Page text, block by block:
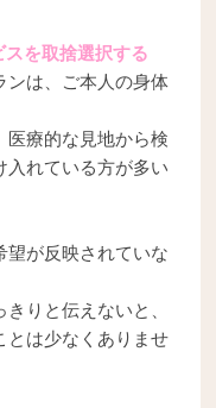
を取捨選択する
ンは、ご本人の身体
医療的な見地から検
れている方が多い
望が反映されていな
りと伝えないと、
とは少なくありませ